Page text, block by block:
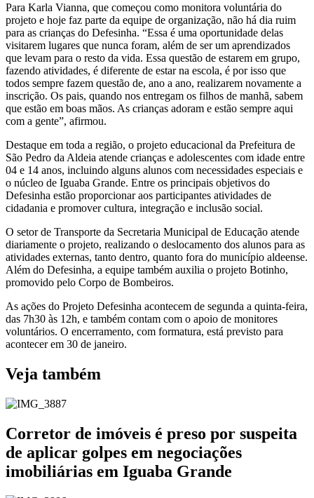
Para Karla Vianna, que começou como monitora voluntária do
projeto e hoje faz parte da equipe de organização, não há dia ruim
para as crianças do Defesinha. “Essa é uma oportunidade delas
visitarem lugares que nunca foram, além de ser um aprendizados
que levam para o resto da vida. Essa questão de estarem em grupo,
fazendo atividades, é diferente de estar na escola, é por isso que
todos sempre fazem questão de, ano a ano, realizarem novamente a
inscrição. Os pais, quando nos entregam os filhos de manhã, sabem
que estão em boas mãos. As crianças adoram e estão sempre aqui
com a gente”, afirmou.
Destaque em toda a região, o projeto educacional da Prefeitura de
São Pedro da Aldeia atende crianças e adolescentes com idade entre
04 e 14 anos, incluindo alguns alunos com necessidades especiais e
o núcleo de Iguaba Grande. Entre os principais objetivos do
Defesinha estão proporcionar aos participantes atividades de
cidadania e promover cultura, integração e inclusão social.
O setor de Transporte da Secretaria Municipal de Educação atende
diariamente o projeto, realizando o deslocamento dos alunos para as
atividades externas, tanto dentro, quanto fora do município aldeense.
Além do Defesinha, a equipe também auxilia o projeto Botinho,
promovido pelo Corpo de Bombeiros.
As ações do Projeto Defesinha acontecem de segunda a quinta-feira,
das 7h30 às 12h, e também contam com o apoio de monitores
voluntários. O encerramento, com formatura, está previsto para
acontecer em 30 de janeiro.
Veja também
Corretor de imóveis é preso por suspeita
de aplicar golpes em negociações
imobiliárias em Iguaba Grande